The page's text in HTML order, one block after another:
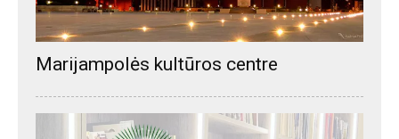
Marijampolės kultūros centre